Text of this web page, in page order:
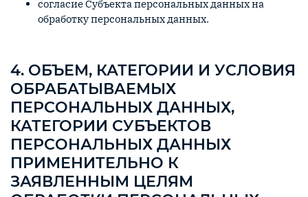
согласие Субъекта персональных данных на
обработку персональных данных.
4. ОБЪЕМ, КАТЕГОРИИ И УСЛОВИЯ
ОБРАБАТЫВАЕМЫХ
ПЕРСОНАЛЬНЫХ ДАННЫХ,
КАТЕГОРИИ СУБЪЕКТОВ
ПЕРСОНАЛЬНЫХ ДАННЫХ
ПРИМЕНИТЕЛЬНО К
ЗАЯВЛЕННЫМ ЦЕЛЯМ